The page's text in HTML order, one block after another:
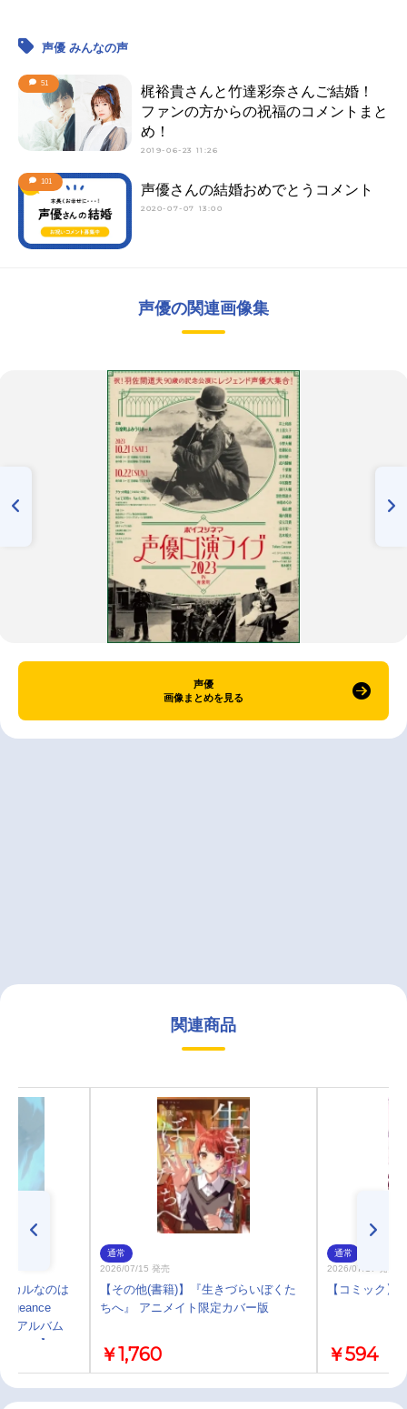
声優 みんなの声
51
梶裕貴さんと竹達彩奈さんご結婚！
ファンの方からの祝福のコメントまと
め！
2019-06-23 11:26
101
声優さんの結婚おめでとうコメント
2020-07-07 13:00
声優の関連画像集
声優
画像まとめを見る
関連商品
カルなのは
ニアルバム
Atype】
通常
2026/07/15 発売
【その他(書籍)】『生きづらいぼくた
ちへ』 アニメイト限定カバー版
￥1,760
通常
2026/07/17 発売
【コミック】
￥594